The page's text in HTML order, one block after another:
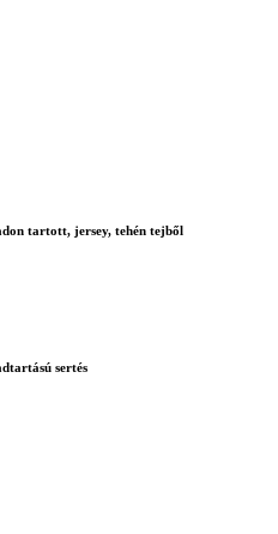
tartott, jersey, tehén tejből
sertés